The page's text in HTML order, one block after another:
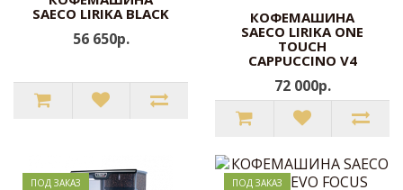
SAECO LIRIKA BLACK
56 650р.
КОФЕМАШИНА
SAECO LIRIKA ONE
TOUCH
CAPPUCCINO V4
72 000р.
ПОД ЗАКАЗ ПОД ЗАКАЗ